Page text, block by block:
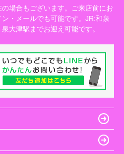
場合もございます。ご来店前にお
・メールでも可能です。JR:和泉
大津駅までお迎え可能です。